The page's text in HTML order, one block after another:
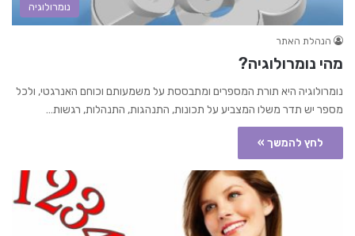
נומרולוגיה
הנהלת האתר
מהי נומרולוגיה?
נומרולוגיה היא תורת המספרים ומתבססת על משמעותם וכוחם האנרגטי, ולכל
מספר יש תדר משלו המצביע על תכונות, התנהגות, התנהלות, רגשות…
לחץ להמשך »